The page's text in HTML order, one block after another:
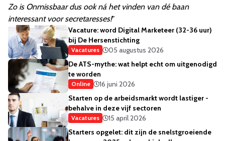
Zo is Onmissbaar dus ook ná het vinden van dé baan
interessant voor secretaresses!"
Vacature: word Digital Marketeer (32-36 uur)
bij De Hersenstichting
Vacatures
05 augustus 2026
De ATS-mythe: wat helpt echt om uitgenodigd
te worden
Online
16 juni 2026
Starten op de arbeidsmarkt wordt lastiger -
behalve in deze vijf sectoren
Vacatures
15 april 2026
Starters opgelet: dit zijn de snelstgroeiende